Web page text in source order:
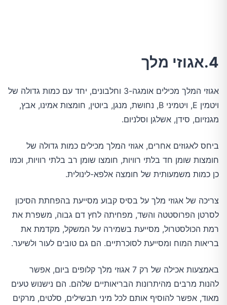
4.אגוזי מלך
אגוזי המלך מכילים אומגה-3 וחלבונים, יחד עם כמות גדולה של
ויטמין E, ויטמיני B, נחושת, מנגן, ביוטין, חומצות אמינו, אבץ,
מגנזיום, סידן, אשלגן וסלניום.
ביחס לאגוזים אחרים, אגוזי המלך מכילים כמות גדולה של
חומצות שומן חד בלתי רוויות, חומצו שומן רב בלתי רוויות, וכמו
כן כמות משמעותית של חומצה אלפא-לינולית.
צריכה של אגוזי מלך על בסיס קבוע מסייעת בהפחתת הסיכון
לסרטן הפרוסטטה והשד, מפחיתה לחץ דם גבוה, משפרת את
רמת הכולסטרול, מסייעת בשמירה על המשקל, מקדמת את
בריאות המוח ומסייעת לסוכרתיים. הם גם טובים לעור ולשיער.
באמצעות אכילה של רק 7 אגוזי מלך קלופים ביום, אפשר
להנות מרבים מהיתרונות הבריאותיים שלהם. הם נישנוש טעים
מאוד, אפשר להוסיף אותם לכל מיני תבשילים, סלטים, מרקים